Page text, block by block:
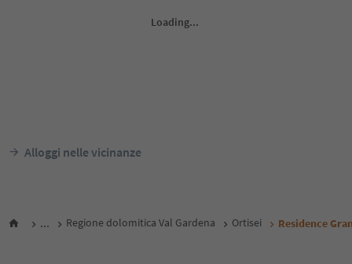
Alloggi nelle vicinanze
... Regione dolomitica Val Gardena Ortisei Residence